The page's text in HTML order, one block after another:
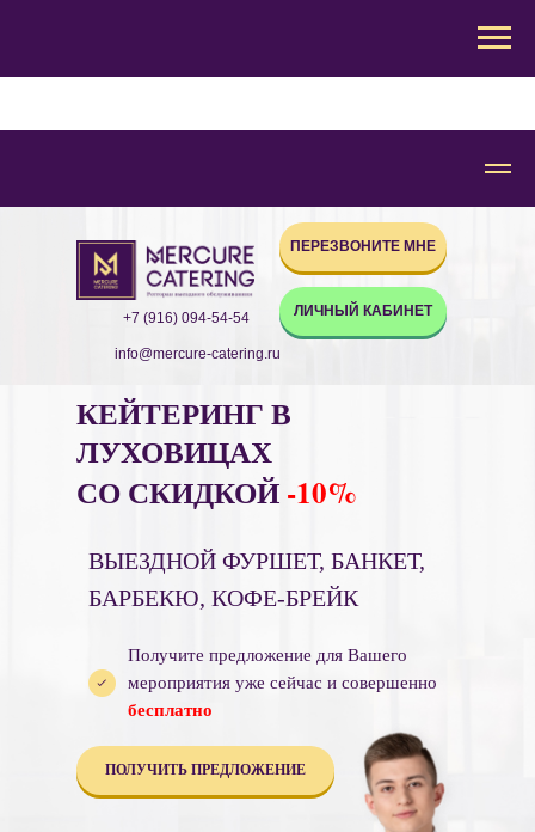
ЛИЧНЫЙ КАБИНЕТ
ПЕРЕЗВОНИТЕ МНЕ
+7 (916) 094-54-54
info@mercure-catering.ru
ВЫЕЗДНОЙ ФУРШЕТ, БАНКЕТ,
БАРБЕКЮ, КОФЕ-БРЕЙК
КЕЙТЕРИНГ В
ЛУХОВИЦАХ
Получите предложение для Вашего
мероприятия уже сейчас и совершенно
бесплатно
ПОЛУЧИТЬ ПРЕДЛОЖЕНИЕ
СО СКИДКОЙ-10%